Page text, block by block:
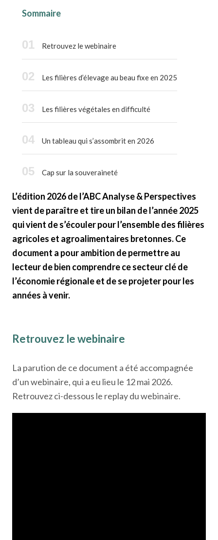
Sommaire
Retrouvez le webinaire
Les filières d’élevage au beau fixe en 2025
Les filières végétales en difficulté
Un tableau qui s’assombrit en 2026
Cap sur la souveraineté
L’édition 2026 de l’ABC Analyse & Perspectives
vient de paraître et tire un bilan de l’année 2025
qui vient de s’écouler pour l’ensemble des filières
agricoles et agroalimentaires bretonnes. Ce
document a pour ambition de permettre au
lecteur de bien comprendre ce secteur clé de
l’économie régionale et de se projeter pour les
années à venir.
Retrouvez le webinaire
La parution de ce document a été accompagnée
d’un webinaire, qui a eu lieu le 12 mai 2026.
Retrouvez ci-dessous le replay du webinaire.